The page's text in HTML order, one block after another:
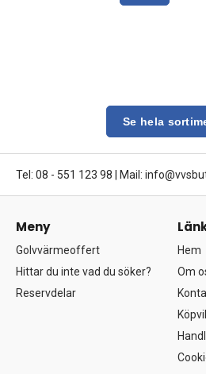
Se hela
Tel: 08 - 551 123 98 | Mail:
Meny
Golvvärmeoffert
Hittar du inte vad du söker?
Reservdelar
Hem
Om